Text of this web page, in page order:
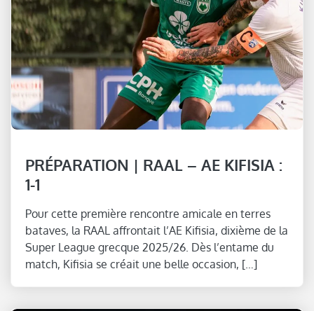
PRÉPARATION | RAAL – AE KIFISIA :
1-1
Pour cette première rencontre amicale en terres
bataves, la RAAL affrontait l’AE Kifisia, dixième de la
Super League grecque 2025/26. Dès l’entame du
match, Kifisia se créait une belle occasion, […]